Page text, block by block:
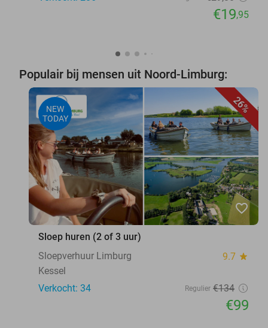
€19,95
Populair bij mensen uit Noord-Limburg:
26%
NEW
TODAY
favorite_border
Sloep huren (2 of 3 uur)
Sloepverhuur Limburg
9.7 star
Kessel
Verkocht: 34
Regulier €134
€99